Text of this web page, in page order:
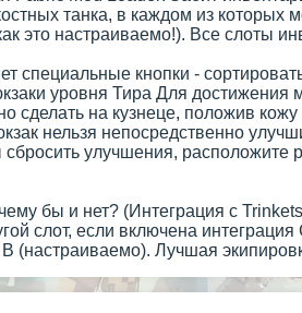
танка, в каждом из которых
это настраиваемо!). Все слоты
специальные кнопки -
уровня Тира Для
сделать на кузнеце, положив
нельзя непосредственно
сбросить улучшения,
бы и нет? (Интеграция с
слот, если включена
(настраиваемо). Лучшая